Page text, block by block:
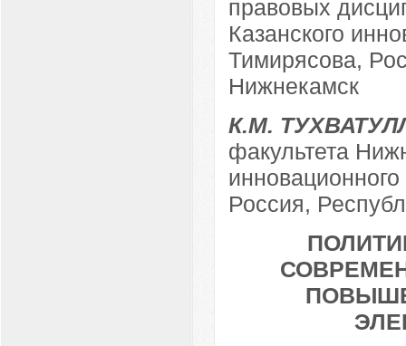
правовых
Казанского
Тимирясова,
Нижнекамск
К.М.
факультета
Россия,